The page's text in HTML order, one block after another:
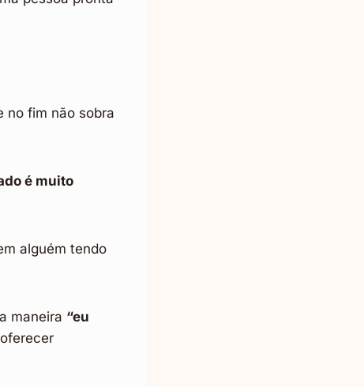
no fim não sobra
é muito
alguém tendo
maneira “eu